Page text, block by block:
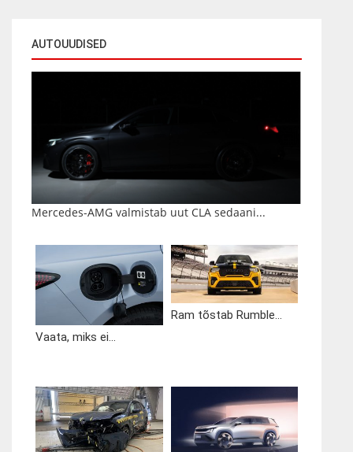
AUTOUUDISED
Mercedes-AMG valmistab uut CLA sedaani...
Vaata, miks ei...
Ram tõstab Rumble...